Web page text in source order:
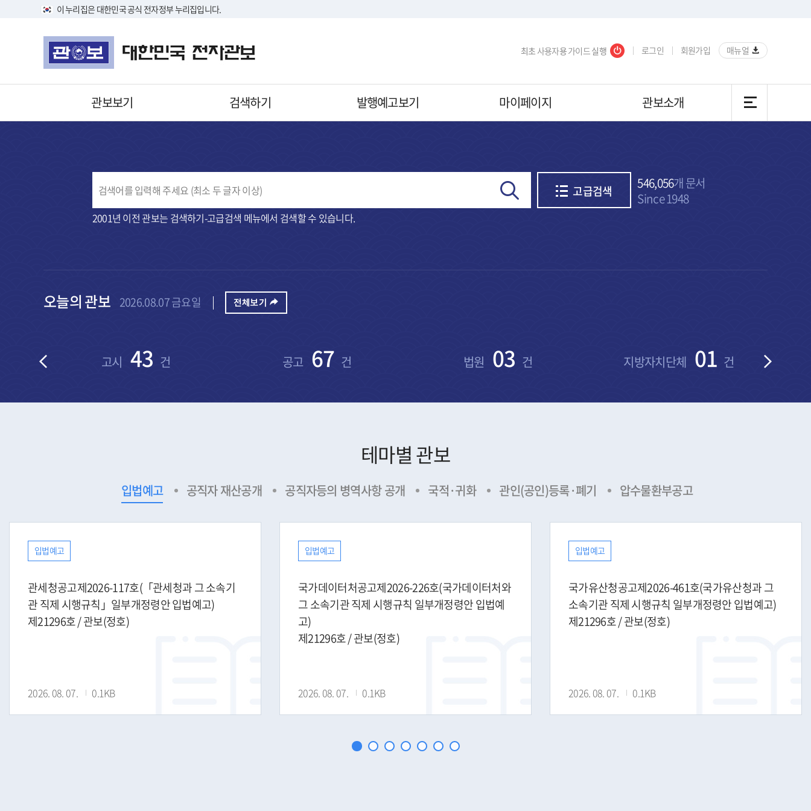
이 누리집은 대한민국 공식 전자정부 누리집입니다.
최초 사용자용가이드실행 로그인 회원가입 매뉴얼
관보보기 검색하기 발행예고보기 마이페이지 관보소개
고급검색 546,056개 문서
Since 1948
2001년 이전 관보는 검색하기-고급검색 메뉴에서 검색할 수 있습니다.
오늘의 관보 2026.08.07 금요일
공고 67 법원 03 지방자치단체 01 기타 01 건
테마별 관보
입법예고 공직자 재산공개 공직자등의 병역사항 공개 국적·귀화 관인(공인)등록·폐기 압수물환부공고
입법예고
관세청공고제2026-117호(「관세청과 그 소속기
관 직제 시행규칙」일부개정령안 입법예고)
제21296호 / 관보(정호)
2026. 08. 07. 0.1KB
입법예고
국가데이터처공고제2026-226호(국가데이터처와
그 소속기관 직제 시행규칙 일부개정령안 입법예
고)
제21296호 / 관보(정호)
2026. 08. 07. 0.1KB
입법예고
국가유산청공고제2026-461호(국가유산청과 그
소속기관 직제 시행규칙 일부개정령안 입법예고)
제21296호 / 관보(정호)
2026. 08. 07. 0.1KB